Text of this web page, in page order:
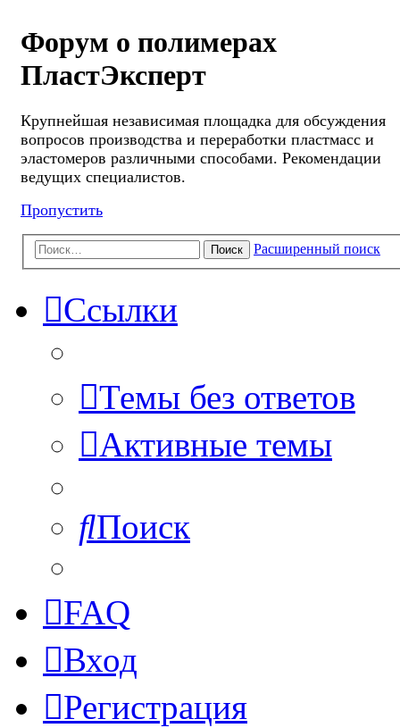
Форум о полимерах
ПластЭксперт
Крупнейшая независимая площадка для обсуждения
вопросов производства и переработки пластмасс и
эластомеров различными способами. Рекомендации
ведущих специалистов.
Пропустить
Поиск Расширенный поиск
Ссылки
Темы без ответов
Активные темы
Поиск
FAQ
Вход
Регистрация